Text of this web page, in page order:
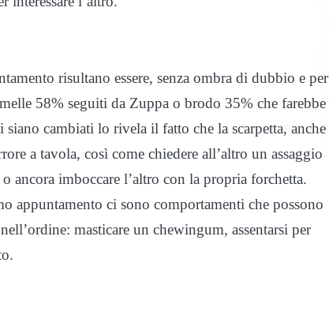
risultano essere, senza ombra di dubbio e per
58% seguiti da Zuppa o brodo 35% che farebbe
cambiati lo rivela il fatto che la scarpetta, anche
a tavola, così come chiedere all’altro un assaggio
ancora imboccare l’altro con la propria forchetta.
appuntamento ci sono comportamenti che possono
masticare un chewingum, assentarsi per